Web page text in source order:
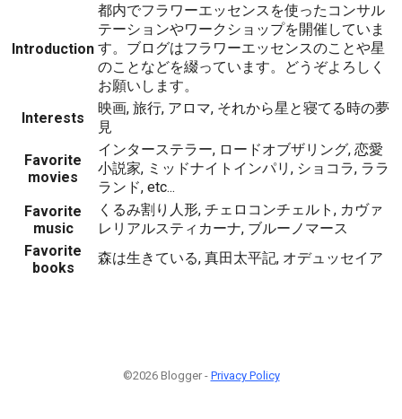
Introduction
都内でフラワーエッセンスを使ったコンサル
テーションやワークショップを開催していま
す。ブログはフラワーエッセンスのことや星
のことなどを綴っています。どうぞよろしく
お願いします。
Interests
映画, 旅行, アロマ, それから星と寝てる時の夢
見
Favorite
movies
インターステラー, ロードオブザリング, 恋愛
小説家, ミッドナイトインパリ, ショコラ, ララ
ランド, etc...
Favorite
music
くるみ割り人形, チェロコンチェルト, カヴァ
レリアルスティカーナ, ブルーノマース
Favorite
books
森は生きている, 真田太平記, オデュッセイア
©2026 Blogger - Privacy Policy